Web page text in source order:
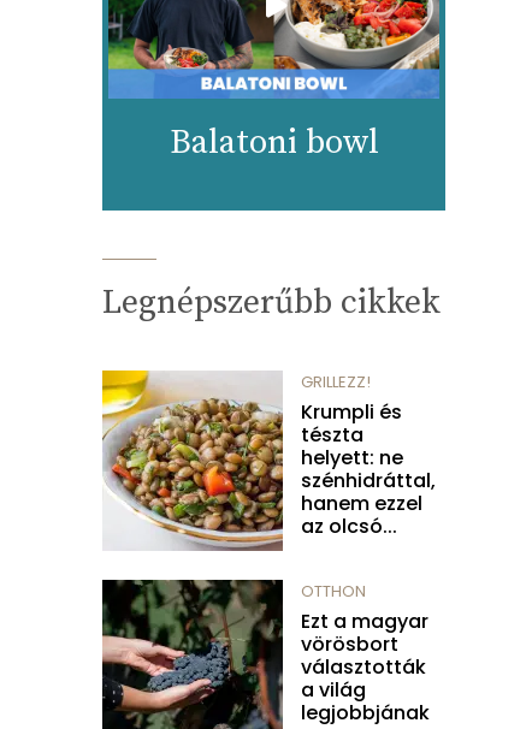
Balatoni bowl
Legnépszerűbb cikkek
GRILLEZZ!
Krumpli és
tészta
helyett: ne
szénhidráttal,
hanem ezzel
az olcsó...
OTTHON
Ezt a magyar
vörösbort
választották
a világ
legjobbjának